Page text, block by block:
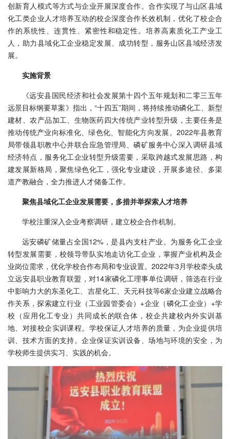
创新育人模式等方式与企业开展深度合作。合作实现了与山区县域
化工类企业人才培养互动的校企深度合作长效机制，优化了校企合
作的系统性、连贯性、紧密性和稳定性。培养高素质化工产业工
人，助力县域化工企业稳定发展、成功转型，服务山区县域经济发
展。
实施背景
《远安县国民经济和社会发展第十四个五年规划和二零三五年
远景目标纲要草案》指出，“十四五”期间，将持续推动磷化工、新型
建材、农产品加工、生物医药四大传统产业转型升级，主要任务是
推动传统产业向标准化、绿色化、智能化方向发展。2022年县教育
局带领县职教中心并联合应急管理局、磷矿服务中心深入调研县域
经济特点，服务化工企业转型升级需要，采取跨越式发展思路，构
建发展新格局，聚焦绿色化工，强化专业建设，开展多途径、多渠
道产教融合，全力推进人才储备工作。
聚焦县域化工企业发展需要，多措并举探索人才培养
学校注重深入企业考察调研，建立校企合作机制。
远安磷矿储量占全国12%，是县内支柱产业。为服务化工企业
转型发展需要，校领导带队实地走访化工企业，掌握产业机构及企
业岗位需求，优化学校合作布局和专业设置。2022年3月学校牵头成
立远安县职业教育联盟，对14家磷化工理事单位调研，筛选在行业
中影响力大的东圣化工、吉星化工、天元科技等6家企业建立战略合
作关系，探索建立行业（工业园管委会）+企业（磷化工企业）+学
校（应用化工专业）共同成长的联合体，校企共建校内外实训基
地、对接校企实训课程。学校保证人才培养的质量，为企业提供培
训、技术方面的支持。企业保证实训设备、场地与环境的安全，为
学校师生提供实习、实践的机会。